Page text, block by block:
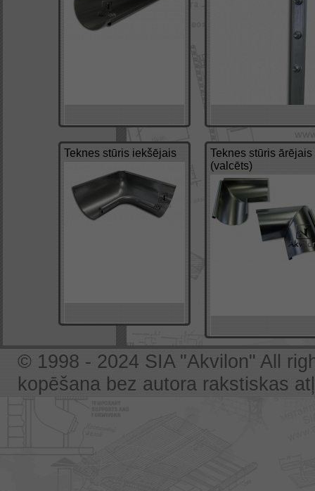
Teknes stūris iekšējais
Teknes stūris ārējais
(valcēts)
© 1998 - 2024 SIA "Akvilon" All
kopēšana bez autora rakstiskas